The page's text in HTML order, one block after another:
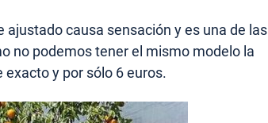
ajustado causa sensación y es una de las
no podemos tener el mismo modelo la
exacto y por sólo 6 euros.